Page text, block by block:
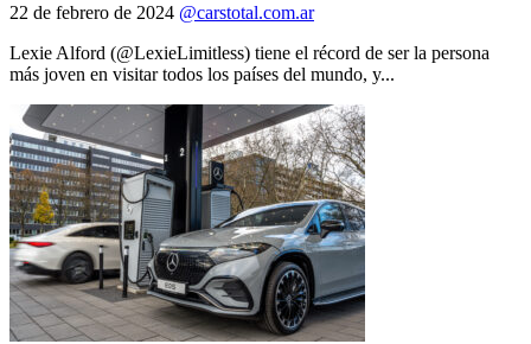
22 de febrero de 2024 @carstotal.com.ar
Lexie Alford (@LexieLimitless) tiene el récord de ser la persona
más joven en visitar todos los países del mundo, y...